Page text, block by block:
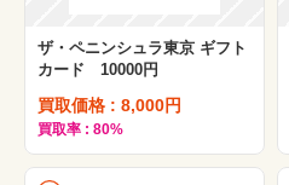
ザ・ペニンシュラ東京 ギフト
カード 10000円
買取価格 : 8,000円
買取率 : 80%